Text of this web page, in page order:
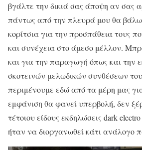
βγάλτε την δικιά σας άποψη αν σας
πάντως από την πλευρά μου θα
κορίτσια για την προσπάθεια τους
και συνέχεια στο άμεσο μέλλον.
και για την παραγωγή όπως και την
σκοτεινών μελωδικών συνθέσεων
περιμένουμε εδώ από τα μέρη μας
εμφάνιση θα φανεί υπερβολή, δεν
τέτοιου είδους εκδηλώσεις dark
ήταν να διοργανωθεί κάτι ανάλογο